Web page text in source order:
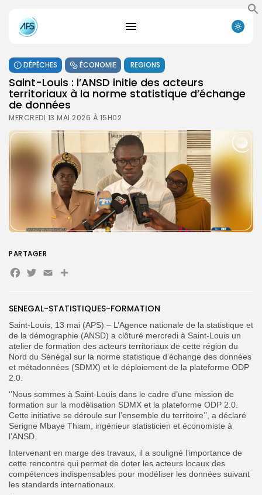
FR
DÉPÊCHES ÉCONOMIE REGIONS
Saint-Louis : l’ANSD initie des acteurs
territoriaux à la norme statistique d’échange
de données
MERCREDI 13 MAI 2026 À 15H02
SENEGAL-STATISTIQUES-FORMATION
Saint-Louis, 13 mai (APS) – L’Agence nationale de la statistique et
de la démographie (ANSD) a clôturé mercredi à Saint-Louis un
atelier de formation des acteurs territoriaux de cette région du
Nord du Sénégal sur la norme statistique d’échange des données
et métadonnées (SDMX) et le déploiement de la plateforme ODP
2.0.
‘’Nous sommes à Saint-Louis dans le cadre d’une mission de
formation sur la modélisation SDMX et la plateforme ODP 2.0.
Cette initiative se déroule sur l’ensemble du territoire’’, a déclaré
Serigne Mbaye Thiam, ingénieur statisticien et économiste à
l’ANSD.
Intervenant en marge des travaux, il a souligné l’importance de
cette rencontre qui permet de doter les acteurs locaux des
compétences indispensables pour modéliser les données suivant
les standards internationaux.
PARTAGER
Facebook
Twitter
EmailPartager